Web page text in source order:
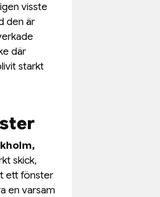
visste
den är
där
starkt
skick,
ett fönster
en varsam